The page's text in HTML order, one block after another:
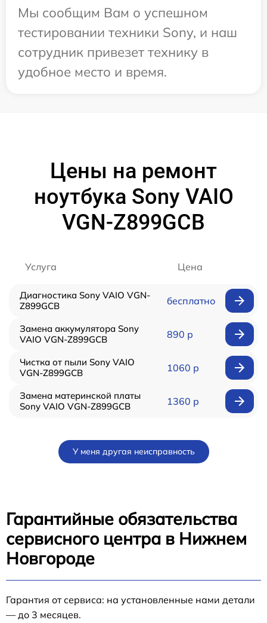
Мы сообщим Вам о успешном
тестировании техники Sony, и наш
сотрудник привезет технику в
удобное место и время.
Цены на ремонт
ноутбука Sony VAIO
VGN-Z899GCB
Услуга Цена
Диагностика Sony VAIO VGN-
Z899GCB
бесплатно
Замена аккумулятора Sony
VAIO VGN-Z899GCB
890 р
Чистка от пыли Sony VAIO
VGN-Z899GCB
1060 р
Замена материнской платы
Sony VAIO VGN-Z899GCB
1360 р
У меня другая неисправность
Гарантийные обязательства
сервисного центра в Нижнем
Новгороде
Гарантия от сервиса: на установленные нами детали
— до 3 месяцев.